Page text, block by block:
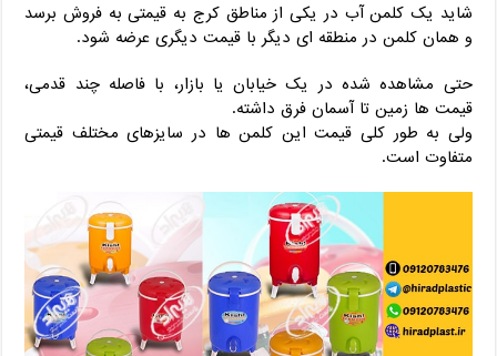
شاید یک کلمن آب در یکی از مناطق کرج به قیمتی به فروش برسد
و همان کلمن در منطقه ای دیگر با قیمت دیگری عرضه شود.
حتی مشاهده شده در یک خیابان یا بازار، با فاصله چند قدمی،
قیمت ها زمین تا آسمان فرق داشته.
ولی به طور کلی قیمت این کلمن ها در سایزهای مختلف قیمتی
متفاوت است.